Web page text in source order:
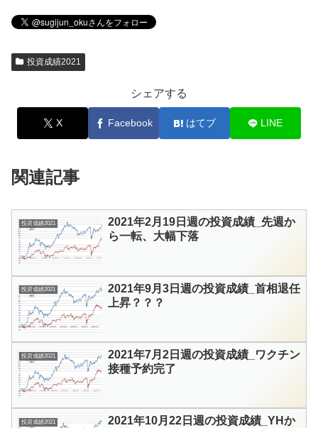
投資成績2021
シェアする
X Facebook はてブ LINE
関連記事
投資成績2021
2021年2月19日週の投資成績_先週か
ら一転、大幅下落
投資成績2021
2021年9月3日週の投資成績_首相退任
上昇？？？
投資成績2021
2021年7月2日週の投資成績_ワクチン
接種予約完了
投資成績2021
2021年10月22日週の投資成績_YHか